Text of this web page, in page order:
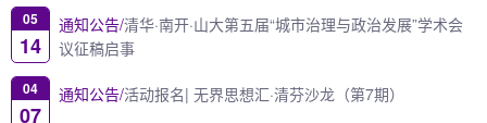
05
14
通知公告/清华·南开·山大第五届“城市治理与政治发展”学术会
议征稿启事
04
07
通知公告/活动报名| 无界思想汇·清芬沙龙（第7期）